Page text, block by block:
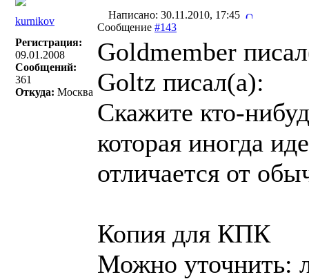
kurnikov
Написано: 30.11.2010, 17:45
Сообщение #143
Регистрация:
09.01.2008
Сообщений:
361
Откуда: Москва
Goldmember
Goltz писал(a):
Скажите кто-
которая иногда
отличается от
Копия для КПК
Можно уточнить: